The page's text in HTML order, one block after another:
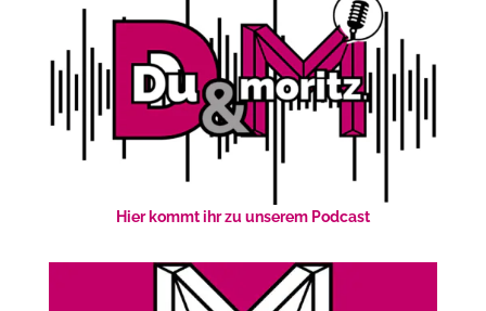
Hier kommt ihr zu unserem Podcast